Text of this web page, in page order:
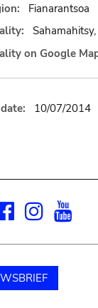
Fianarantsoa
on Google
10/07/2014
Facebook